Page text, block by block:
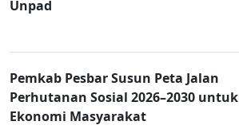
Unpad
Pemkab Pesbar Susun Peta Jalan
Perhutanan Sosial 2026–2030 untuk
Ekonomi Masyarakat